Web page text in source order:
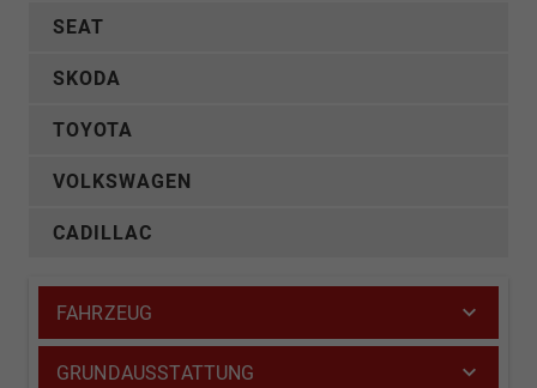
SEAT
SKODA
TOYOTA
VOLKSWAGEN
CADILLAC
FAHRZEUG
GRUNDAUSSTATTUNG